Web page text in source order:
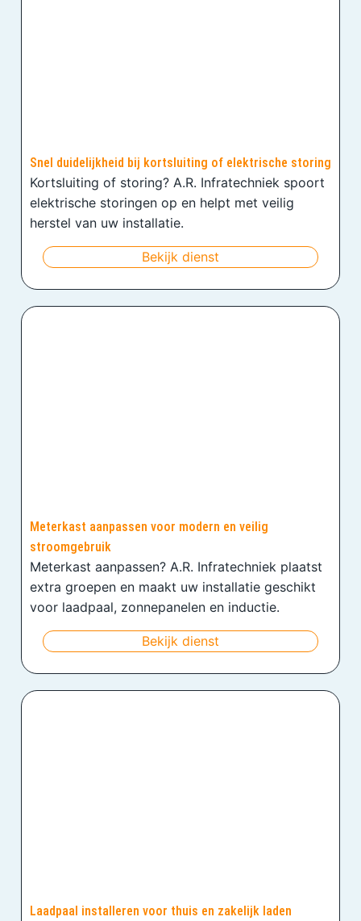
Snel duidelijkheid bij kortsluiting of elektrische storing
Kortsluiting of storing? A.R. Infratechniek spoort
elektrische storingen op en helpt met veilig
herstel van uw installatie.
Bekijk dienst
Meterkast aanpassen voor modern en veilig
stroomgebruik
Meterkast aanpassen? A.R. Infratechniek plaatst
extra groepen en maakt uw installatie geschikt
voor laadpaal, zonnepanelen en inductie.
Bekijk dienst
Laadpaal installeren voor thuis en zakelijk laden